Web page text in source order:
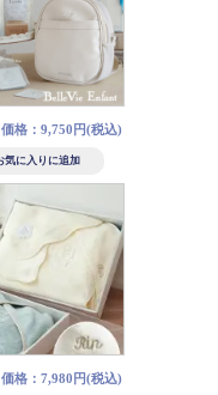
価格：9,750円(税込)
価格：7,980円(税込)